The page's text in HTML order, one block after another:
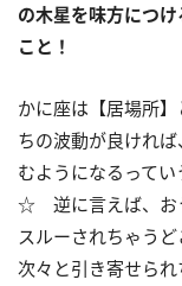
の木星を味方につ
こと！
かに座は【居場所
ちの波動が良けれ
むようになるって
☆ 逆に言えば、お
スルーされちゃう
次々と引き寄せられ